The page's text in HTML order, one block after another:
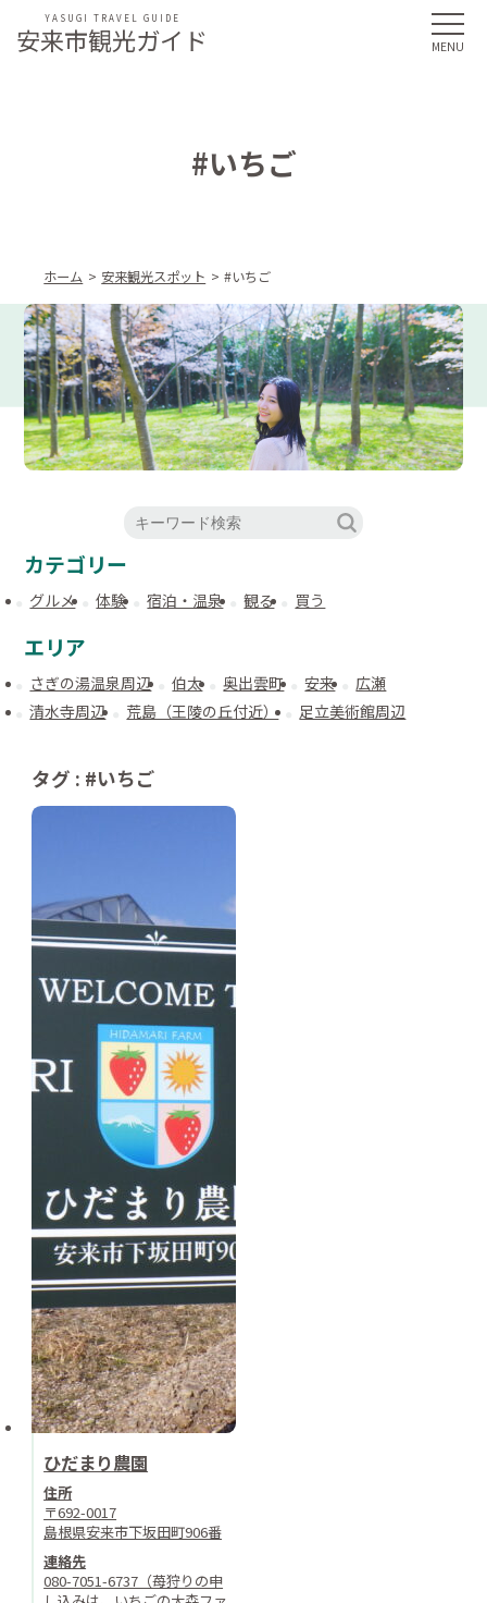
安来市観光ガイド
YASUGI TRAVEL GUIDE
#いちご
ホーム 安来観光スポット #いちご
カテゴリー
グルメ 体験 宿泊・温泉 観る 買う
エリア
さぎの湯温泉周辺 伯太 奥出雲町 安来
広瀬
清水寺周辺
荒島（王陵の丘付近） 足立美術館周辺
タグ : #いちご
ひだまり農園
住所
〒692-0017
島根県安来市下坂田町906番
連絡先
080-7051-6737（苺狩りの申